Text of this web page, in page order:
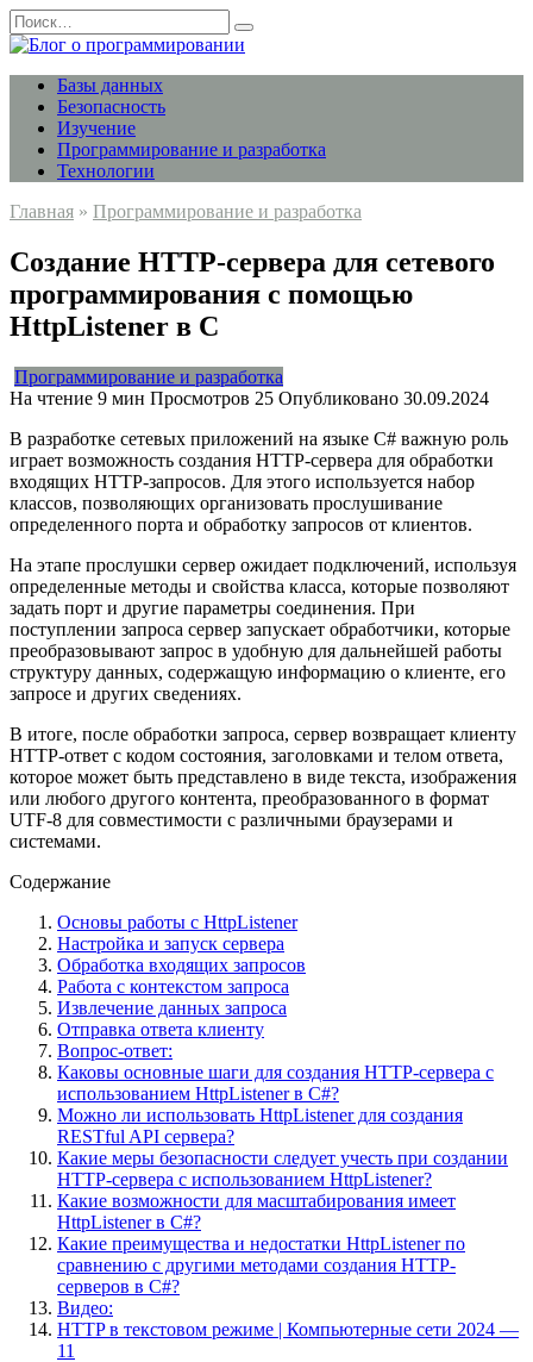
Перейти
к
содержанию
Search
for:
Базы данных
Безопасность
Изучение
Программирование и разработка
Технологии
Главная » Программирование и разработка
Создание HTTP-сервера для сетевого
программирования с помощью
HttpListener в C
Программирование и разработка
На чтение 9 мин Просмотров 25 Опубликовано 30.09.2024
В разработке сетевых приложений на языке C# важную роль
играет возможность создания HTTP-сервера для обработки
входящих HTTP-запросов. Для этого используется набор
классов, позволяющих организовать прослушивание
определенного порта и обработку запросов от клиентов.
На этапе прослушки сервер ожидает подключений, используя
определенные методы и свойства класса, которые позволяют
задать порт и другие параметры соединения. При
поступлении запроса сервер запускает обработчики, которые
преобразовывают запрос в удобную для дальнейшей работы
структуру данных, содержащую информацию о клиенте, его
запросе и других сведениях.
В итоге, после обработки запроса, сервер возвращает клиенту
HTTP-ответ с кодом состояния, заголовками и телом ответа,
которое может быть представлено в виде текста, изображения
или любого другого контента, преобразованного в формат
UTF-8 для совместимости с различными браузерами и
системами.
Содержание
Основы работы с HttpListener
Настройка и запуск сервера
Обработка входящих запросов
Работа с контекстом запроса
Извлечение данных запроса
Отправка ответа клиенту
Вопрос-ответ:
Каковы основные шаги для создания HTTP-сервера с
использованием HttpListener в C#?
Можно ли использовать HttpListener для создания
RESTful API сервера?
Какие меры безопасности следует учесть при создании
HTTP-сервера с использованием HttpListener?
Какие возможности для масштабирования имеет
HttpListener в C#?
Какие преимущества и недостатки HttpListener по
сравнению с другими методами создания HTTP-
серверов в C#?
Видео:
HTTP в текстовом режиме | Компьютерные сети 2024 —
11